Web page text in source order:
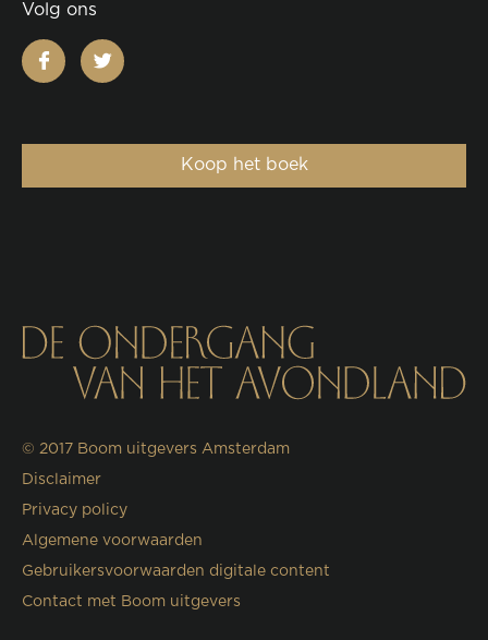
Volg ons
facebooktwitter
Koop het boek
© 2017 Boom uitgevers Amsterdam
Disclaimer
Privacy policy
Algemene voorwaarden
Gebruikersvoorwaarden digitale content
Contact met Boom uitgevers